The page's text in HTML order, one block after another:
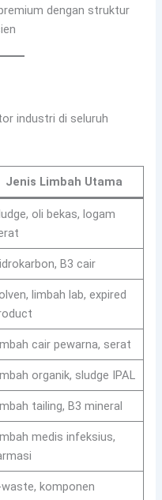
dengan struktur
industri di seluruh
Jenis Limbah Utama
oli bekas, logam
B3 cair
limbah lab, expired
cair pewarna, serat
organik, sludge IPAL
tailing, B3 mineral
medis infeksius,
waste, komponen